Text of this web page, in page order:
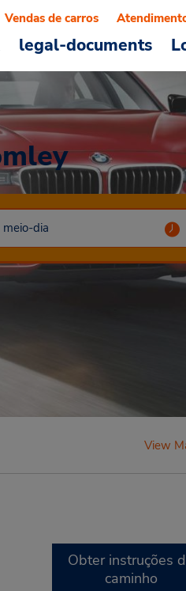
legal-documents
Vendas de carros
View
Obter instruções
caminho